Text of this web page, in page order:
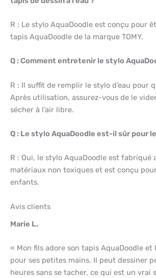
R : Le stylo AquaDoodle est conçu pour
tapis AquaDoodle de la marque TOMY.
Q : Comment entretenir le stylo
R : Il suffit de remplir le stylo d’eau pour
Après utilisation, assurez-vous de le
sécher à l’air libre.
Q : Le stylo AquaDoodle est-il sûr pour
R : Oui, le stylo AquaDoodle est fabriqué
matériaux non toxiques et est conçu
enfants.
Avis clients
Marie L.
« Mon fils adore son tapis AquaDoodle
pour ses petites mains. Il peut dessiner
heures sans se tacher, ce qui est un vrai